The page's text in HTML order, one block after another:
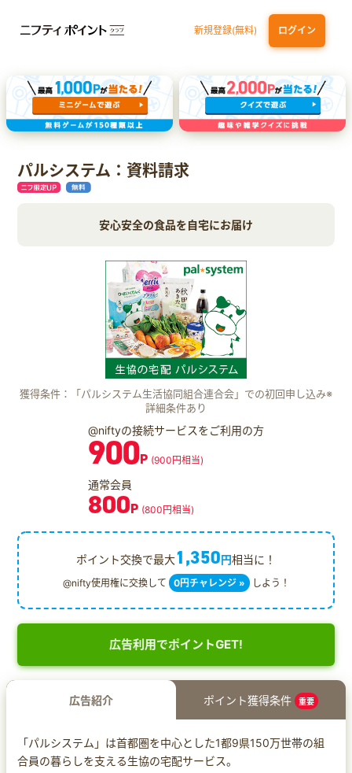
新規登録(無料) ログイン
三井住友カード（NL）オーロラデザイン
【三井住友銀行口座お持ちの方専用】Olive口座切替 P-one Wiz
ライフカードビジネスライトプラス
パルシステム：資料請求
安心安全の食品を自宅にお届け
獲得条件：「パルシステム生活協同組合連合会」での初回申し込み※
詳細条件あり
@niftyの接続サービスをご利用の方
900P (900円相当)
通常会員
800P (800円相当)
ポイント交換で最大1,350円相当に！
@nifty使用権に交換して 0円チャレンジ » しよう！
広告利用でポイントGET!
広告紹介 ポイント獲得条件 重要
「パルシステム」は首都圏を中心とした1都9県150万世帯の組
合員の暮らしを支える生協の宅配サービス。